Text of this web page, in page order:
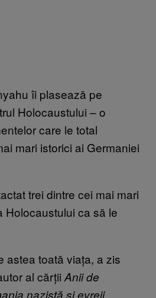
îi plasează pe
Holocaustului – o
care le total
mari istorici ai Germaniei
trei dintre cei mai mari
Holocaustului ca să le
astea toată viața, a zis
al cărții Anii de
nazistă și evreii,